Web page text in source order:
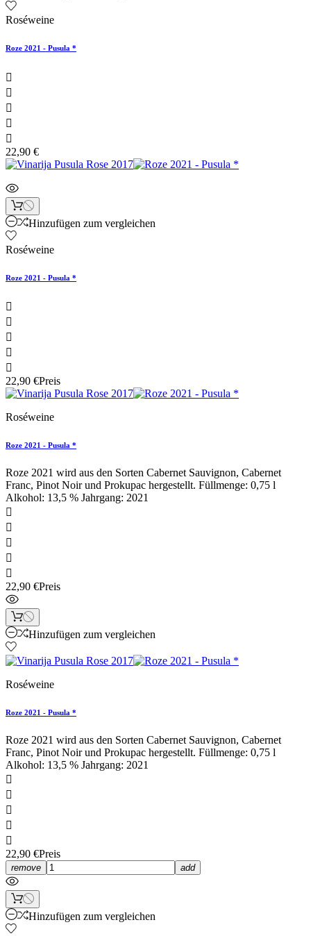
Roséweine
Roze 2021 - Pusula *





22,90 €
Hinzufügen zum vergleichen
Roséweine
Roze 2021 - Pusula *





22,90 €Preis
Roséweine
Roze 2021 - Pusula *
Roze 2021 wird aus den Sorten Cabernet Sauvignon, Cabernet
Franc, Pinot Noir und Prokupac hergestellt. Füllmenge: 0,75 l
Alkohol: 13,5 % Jahrgang: 2021





22,90 €Preis
Hinzufügen zum vergleichen
Roséweine
Roze 2021 - Pusula *
Roze 2021 wird aus den Sorten Cabernet Sauvignon, Cabernet
Franc, Pinot Noir und Prokupac hergestellt. Füllmenge: 0,75 l
Alkohol: 13,5 % Jahrgang: 2021





22,90 €Preis
remove add
Hinzufügen zum vergleichen